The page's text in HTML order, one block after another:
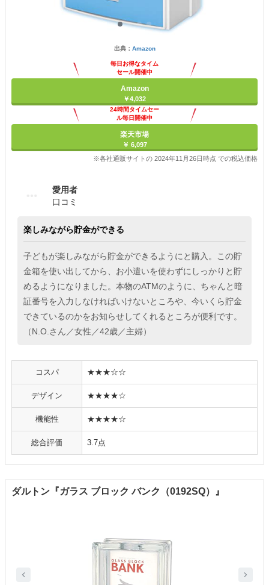
出典： Amazon
毎日お得なタイム
セール開催中
Amazon
￥4,032
24時間タイムセー
ル毎日開催中
楽天市場
￥ 6,097
※各社通販サイトの 2024年11月26日時点 での税込価格
愛用者
口コミ
楽しみながら貯金ができる
子どもが楽しみながら貯金ができるようにと購入。この貯
金箱を使い出してから、お小遣いを使わずにしっかりと貯
めるようになりました。本物のATMのように、ちゃんと暗
証番号を入力しなければいけないところや、今いくら貯金
できているのかをお知らせしてくれるところが便利です。
（N.O.さん／女性／42歳／主婦）
コスパ ★★★☆☆
デザイン ★★★★☆
機能性 ★★★★☆
総合評価 3.7点
ダルトン『ガラス ブロック バンク（0192SQ）』